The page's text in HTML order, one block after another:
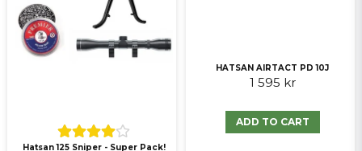
Ja, ni får publicera min fråga
Hatsan 125 Sniper - Super Pack!
HATSAN AIRTACT PD 10J
1 595 kr
ADD TO CART